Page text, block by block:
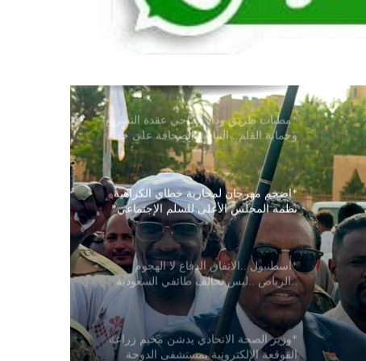
السودان*
*أبو قردة: (السودان يمتلك مقومات للنهوض
*مطبات طريق ​وداد الماحي ​عقدة التشريع
وحماية القلم.. النيابة والصحافة على خط
التماس*
*اضخم مهرجان لمحاربة خطاي الكراهية
نظمه المجلس الأعلى للسلم الإجتماعي*
*اسطنبول ..الاتفاق الدفاع لا الهجوم
..الرياض ..ليس تحالف طائفي السعودية
وتركيا وباكستان توقع اتفاقية مكة للدفاع
المشترك وسط تحولات أمنية إقليمية*
*وزير الصحة الاتحادي يدشن مخيم زراعة
القوقعة الإلكترونية بمستشفى الدوحة